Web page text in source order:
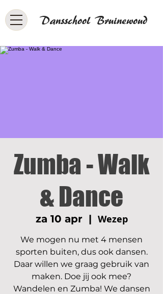
Dansschool Bruinewoud
Zumba - Walk
& Dance
za 10 apr
  |
Wezep
We mogen nu met 4 mensen
sporten buiten, dus ook dansen.
Daar willen we graag gebruik van
maken. Doe jij ook mee?
Wandelen en Zumba! We dansen